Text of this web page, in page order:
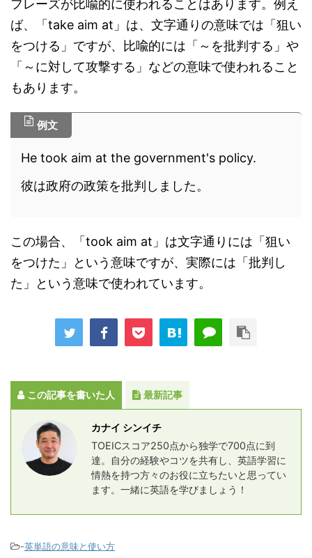
フレーズが比喩的に使われることはあります。例え
ば、「take aim at」は、文字通りの意味では「狙い
をつける」ですが、比喩的には「～を批判する」や
「～に対して攻撃する」などの意味で使われること
もあります。
例文
He took aim at the government's policy.
彼は政府の政策を批判しました。
この場合、「took aim at」は文字通りには「狙い
をつけた」という意味ですが、実際には「批判し
た」という意味で使われています。
この記事を書いた人 最新記事
カナイ シンイチ
TOEICスコア250点から独学で700点に到
達。自分の経験やコツを共有し、英語学習に
情熱を持つ方々のお役に立ちたいと思ってい
ます。一緒に英語を学びましょう！
-英単語の意味と使い方